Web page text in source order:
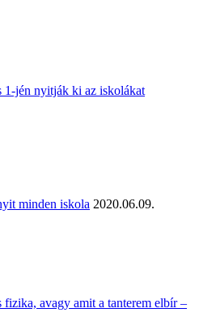
1-jén nyitják ki az iskolákat
minden iskola 2020.06.09.
avagy amit a tanterem elbír –